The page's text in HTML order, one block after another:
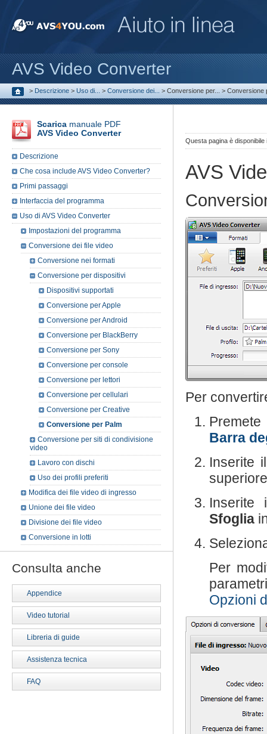
AVS Video Converter
> Descrizione > Uso di... > Conversione dei... > Conversione per... > Conversione
Questa pagina è
AVS
Per
Barra
Inserite
Sfoglia
Per
Opzioni
Scarica manuale PDF
AVS Video Converter
Descrizione
Che cosa include AVS Video Converter?
Primi passaggi
Interfaccia del programma
Uso di AVS Video Converter
Impostazioni del programma
Conversione dei file video
Conversione nei formati
Conversione per dispositivi
Dispositivi supportati
Conversione per Apple
Conversione per Android
Conversione per BlackBerry
Conversione per Sony
Conversione per console
Conversione per lettori
Conversione per cellulari
Conversione per Creative
Conversione per Palm
Conversione per siti di condivisione
video
Lavoro con dischi
Uso dei profili preferiti
Modifica dei file video di ingresso
Unione dei file video
Divisione dei file video
Conversione in lotti
Consulta anche
Appendice
Video tutorial
Libreria di guide
Assistenza tecnica
FAQ